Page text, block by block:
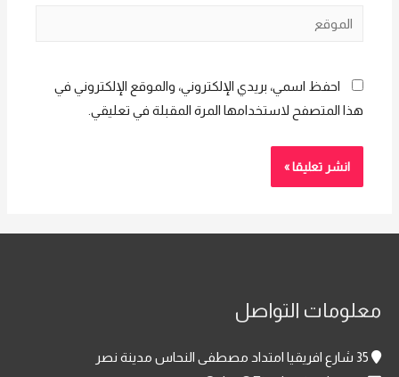
الموقع
احفظ اسمي، بريدي الإلكتروني، والموقع الإلكتروني في
هذا المتصفح لاستخدامها المرة المقبلة في تعليقي.
معلومات التواصل